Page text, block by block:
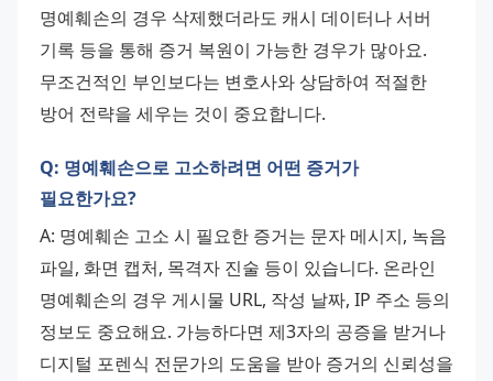
명예훼손의 경우 삭제했더라도 캐시 데이터나 서버
기록 등을 통해 증거 복원이 가능한 경우가 많아요.
무조건적인 부인보다는 변호사와 상담하여 적절한
방어 전략을 세우는 것이 중요합니다.
Q: 명예훼손으로 고소하려면 어떤 증거가
필요한가요?
A: 명예훼손 고소 시 필요한 증거는 문자 메시지, 녹음
파일, 화면 캡처, 목격자 진술 등이 있습니다. 온라인
명예훼손의 경우 게시물 URL, 작성 날짜, IP 주소 등의
정보도 중요해요. 가능하다면 제3자의 공증을 받거나
디지털 포렌식 전문가의 도움을 받아 증거의 신뢰성을